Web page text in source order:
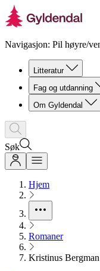
Navigasjon: Pil høyre/
Litteratur
Fag og utdanning
Om Gyldendal
Søk
Hjem
Romaner
Kristinus